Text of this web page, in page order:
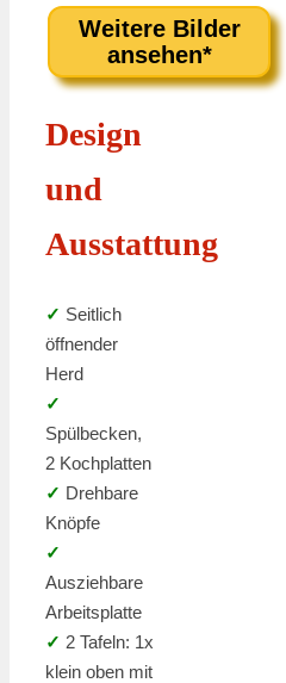
Weitere Bilder
ansehen*
Design
und
Ausstattung
✓ Seitlich
öffnender
Herd
✓
Spülbecken,
2 Kochplatten
✓ Drehbare
Knöpfe
✓
Ausziehbare
Arbeitsplatte
✓ 2 Tafeln: 1x
klein oben mit